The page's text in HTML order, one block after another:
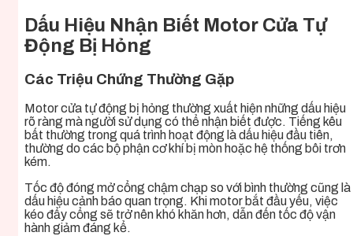
Dấu Hiệu Nhận Biết Motor Cửa Tự
Động Bị Hỏng
Các Triệu Chứng Thường Gặp
Motor cửa tự động bị hỏng thường xuất hiện những dấu hiệu
rõ ràng mà người sử dụng có thể nhận biết được. Tiếng kêu
bất thường trong quá trình hoạt động là dấu hiệu đầu tiên,
thường do các bộ phận cơ khí bị mòn hoặc hệ thống bôi trơn
kém.
Tốc độ đóng mở cổng chậm chạp so với bình thường cũng là
dấu hiệu cảnh báo quan trọng. Khi motor bắt đầu yếu, việc
kéo đẩy cổng sẽ trở nên khó khăn hơn, dẫn đến tốc độ vận
hành giảm đáng kể.